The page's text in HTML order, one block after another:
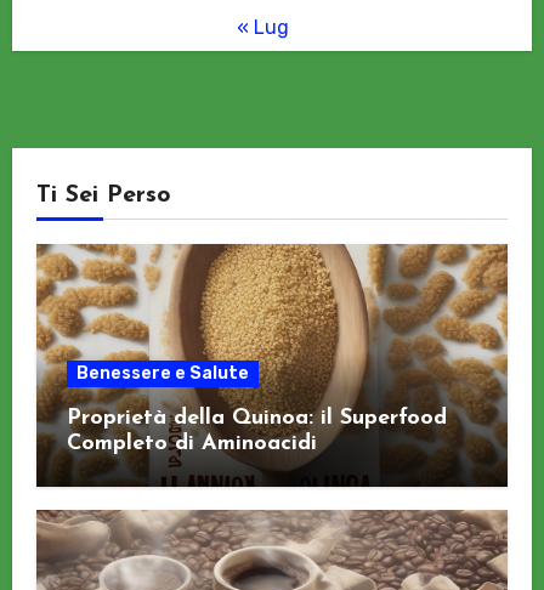
« Lug
Ti Sei Perso
Benessere e Salute
Proprietà della Quinoa: il Superfood
Completo di Aminoacidi